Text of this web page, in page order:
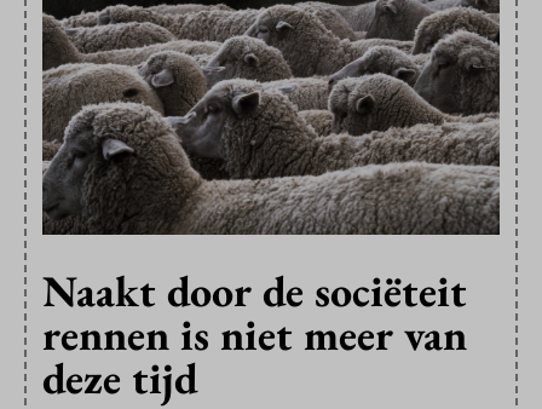
Naakt door de sociëteit
rennen is niet meer van
deze tijd